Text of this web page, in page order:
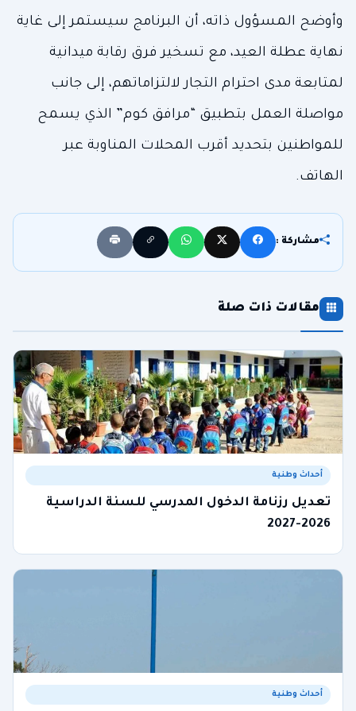
وأوضح المسؤول ذاته، أن البرنامج سيستمر إلى غاية
نهاية عطلة العيد، مع تسخير فرق رقابة ميدانية
لمتابعة مدى احترام التجار لالتزاماتهم، إلى جانب
مواصلة العمل بتطبيق “مرافق كوم” الذي يسمح
للمواطنين بتحديد أقرب المحلات المناوبة عبر
الهاتف.
مشاركة :
مقالات ذات صلة
أحداث وطنية
تعديل رزنامة الدخول المدرسي للسنة الدراسية
2026-2027
أحداث وطنية